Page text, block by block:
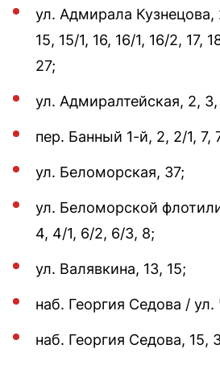
ул. Адмирала Кузнецова,
15, 15/1, 16, 16/1, 16/2, 17,
27;
ул. Адмиралтейская, 2, 3,
пер. Банный 1-й, 2, 2/1, 7,
ул. Беломорская, 37;
ул. Беломорской
4, 4/1, 6/2, 6/3, 8;
ул. Валявкина, 13, 15;
наб. Георгия Седова /
наб. Георгия Седова, 15,